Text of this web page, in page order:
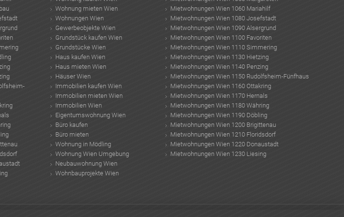
Wohnung mieten Wien
Wohnungen Wien
Gewerbeobjekte Wien
Grundstück kaufen Wien
Grundstücke Wien
Haus kaufen Wien
Haus mieten Wien
Häuser Wien
Immobilien kaufen Wien
Immobilien mieten Wien
Immobilien Wien
Eigentumswohnung Wien
Büro kaufen
Büro mieten
Wohnung in Mödling
Wohnung Wien Umgebung
Neubauwohnung Wien
Wohnbauprojekte Wien
Mietwohnungen Wien 1060 Mariahilf
Mietwohnungen Wien 1080 Josefstadt
Mietwohnungen Wien 1090 Alsergrund
Mietwohnungen Wien 1100 Favoriten
Mietwohnungen Wien 1110 Simmering
Mietwohnungen Wien 1130 Hietzing
Mietwohnungen Wien 1140 Penzing
Mietwohnungen Wien 1150 Rudolfsheim-Fünfhaus
Mietwohnungen Wien 1160 Ottakring
Mietwohnungen Wien 1170 Hernals
Mietwohnungen Wien 1180 Währing
Mietwohnungen Wien 1190 Döbling
Mietwohnungen Wien 1200 Brigittenau
Mietwohnungen Wien 1210 Floridsdorf
Mietwohnungen Wien 1220 Donaustadt
Mietwohnungen Wien 1230 Liesing